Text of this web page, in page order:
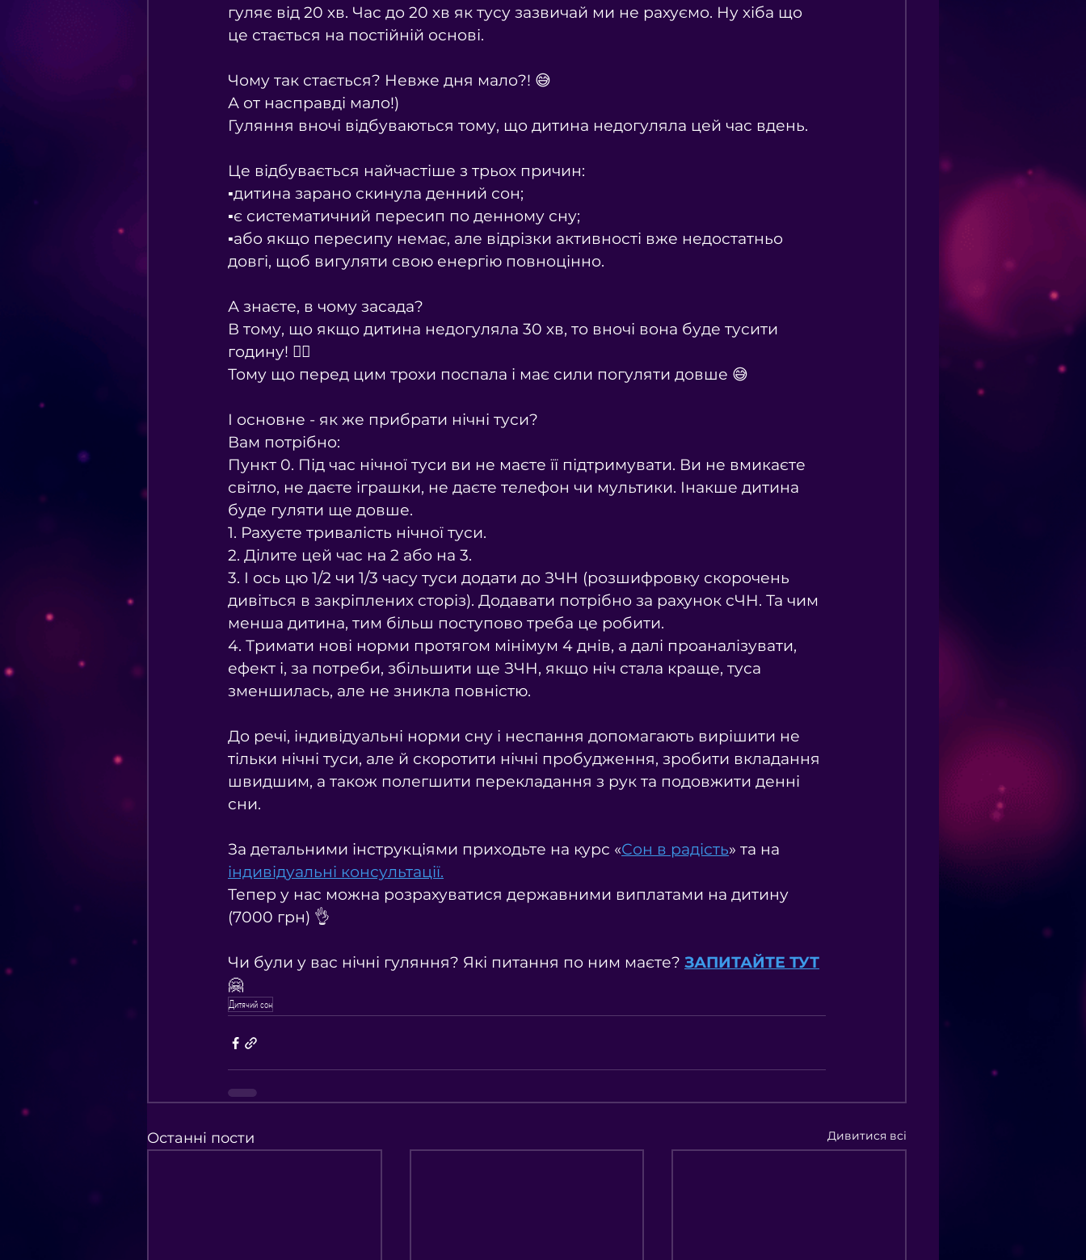
гуляє від 20 хв. Час до 20 хв як тусу зазвичай ми не рахуємо. Ну хіба що
це стається на постійній основі.
Чому так стається? Невже дня мало?! 😅
А от насправді мало!)
Гуляння вночі відбуваються тому, що дитина недогуляла цей час вдень.
Це відбувається найчастіше з трьох причин:
▪️дитина зарано скинула денний сон;
▪️є систематичний пересип по денному сну;
▪️або якщо пересипу немає, але відрізки активності вже недостатньо
довгі, щоб вигуляти свою енергію повноцінно.
А знаєте, в чому засада?
В тому, що якщо дитина недогуляла 30 хв, то вночі вона буде тусити
годину! 😵‍💫
Тому що перед цим трохи поспала і має сили погуляти довше 😅
І основне - як же прибрати нічні туси?
Вам потрібно:
Пункт 0. Під час нічної туси ви не маєте її підтримувати. Ви не вмикаєте
світло, не даєте іграшки, не даєте телефон чи мультики. Інакше дитина
буде гуляти ще довше.
1. Рахуєте тривалість нічної туси.
2. Ділите цей час на 2 або на 3.
3. І ось цю 1/2 чи 1/3 часу туси додати до ЗЧН (розшифровку скорочень
дивіться в закріплених сторіз). Додавати потрібно за рахунок сЧН. Та чим
менша дитина, тим більш поступово треба це робити.
4. Тримати нові норми протягом мінімум 4 днів, а далі проаналізувати,
ефект і, за потреби, збільшити ще ЗЧН, якщо ніч стала краще, туса
зменшилась, але не зникла повністю.
До речі, індивідуальні норми сну і неспання допомагають вирішити не
тільки нічні туси, але й скоротити нічні пробудження, зробити вкладання
швидшим, а також полегшити перекладання з рук та подовжити денні
сни.
За детальними інструкціями приходьте на курс «Сон в радість» та на
індивідуальні консультації.
Тепер у нас можна розрахуватися державними виплатами на дитину
(7000 грн) 👌
Чи були у вас нічні гуляння? Які питання по ним маєте? ЗАПИТАЙТЕ ТУТ
🤗
Дитячий сон
Останні пости Дивитися всі